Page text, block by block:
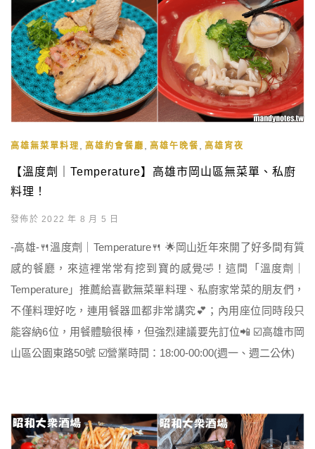
高雄無菜單料理 高雄約會餐廳 高雄午晚餐 高雄宵夜
【溫度劑｜Temperature】高雄市岡山區無菜單、私廚
料理！
發佈於 2022 年 8 月 5 日
-高雄-🍴溫度劑｜Temperature🍴 🌟岡山近年來開了好多間有質
感的餐廳，來這裡常常有挖到寶的感覺🤣！這間「溫度劑｜
Temperature」推薦給喜歡無菜單料理、私廚家常菜的朋友們，
不僅料理好吃，連用餐器皿都非常講究💕；內用座位同時段只
能容納6位，用餐體驗很棒，但強烈建議要先訂位📲 ☑️高雄市岡
山區公園東路50號 ☑️營業時間：18:00-00:00(週一、週二公休)